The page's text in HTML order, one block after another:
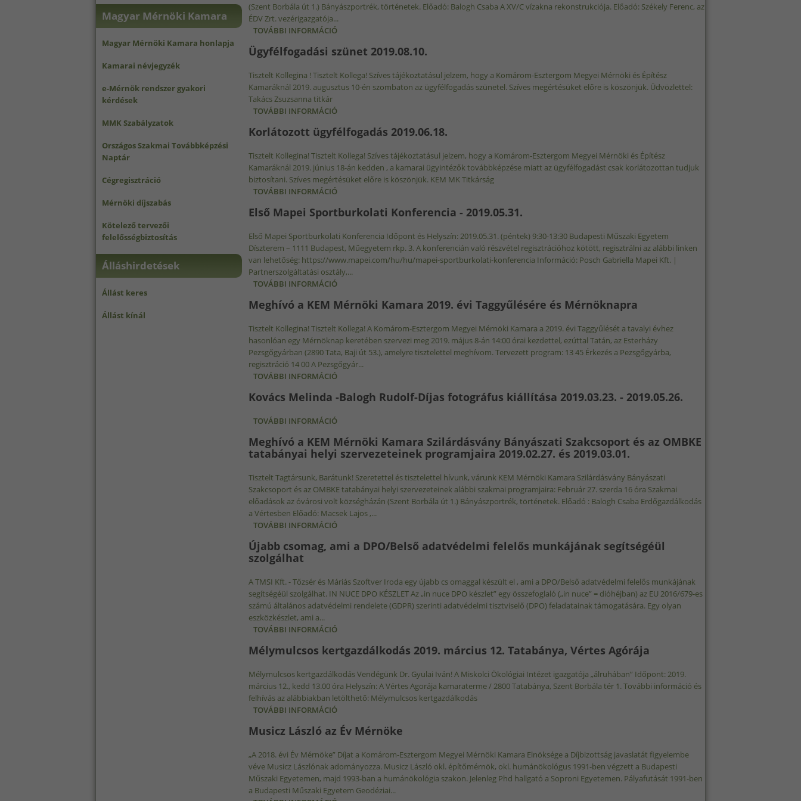
(Szent Borbála út 1.) Bányászportrék, történetek. Előadó: Balogh Csaba A XV/C vízakna rekonstrukciója. Előadó: Székely Ferenc, az
ÉDV Zrt. vezérigazgatója...
TOVÁBBI INFORMÁCIÓMEGHÍVÓ A KEM MÉRNÖKI KAMARA SZILÁRDÁSVÁNY-BÁNYÁSZATI SZAKCSOPORT ÉS AZ OMBKE TATABÁNYAI HELYI
Ügyfélfogadási szünet 2019.08.10.
Tisztelt Kollegina ! Tisztelt Kollega! Szíves tájékoztatásul jelzem, hogy a Komárom-Esztergom Megyei Mérnöki és Építész
Kamaráknál 2019. augusztus 10-én szombaton az ügyfélfogadás szünetel. Szíves megértésüket előre is köszönjük. Üdvözlettel:
Takács Zsuzsanna titkár
TOVÁBBI INFORMÁCIÓÜGYFÉLFOGADÁSI SZÜNET 2019.08.10. TARTALOMMAL KAPCSOLATOSAN
Korlátozott ügyfélfogadás 2019.06.18.
Tisztelt Kollegina! Tisztelt Kollega! Szíves tájékoztatásul jelzem, hogy a Komárom-Esztergom Megyei Mérnöki és Építész
Kamaráknál 2019. június 18-án kedden , a kamarai ügyintézők továbbképzése miatt az ügyfélfogadást csak korlátozottan tudjuk
biztosítani. Szíves megértésüket előre is köszönjük. KEM MK Titkárság
TOVÁBBI INFORMÁCIÓKORLÁTOZOTT ÜGYFÉLFOGADÁS 2019.06.18. TARTALOMMAL KAPCSOLATOSAN
Első Mapei Sportburkolati Konferencia - 2019.05.31.
Első Mapei Sportburkolati Konferencia Időpont és Helyszín: 2019.05.31. (péntek) 9:30-13:30 Budapesti Műszaki Egyetem
Díszterem – 1111 Budapest, Műegyetem rkp. 3. A konferencián való részvétel regisztrációhoz kötött, regisztrálni az alábbi linken
van lehetőség: https://www.mapei.com/hu/hu/mapei-sportburkolati-konferencia Információ: Posch Gabriella Mapei Kft. |
Partnerszolgáltatási osztály,...
TOVÁBBI INFORMÁCIÓELSŐ MAPEI SPORTBURKOLATI KONFERENCIA - 2019.05.31. TARTALOMMAL KAPCSOLATOSAN
Meghívó a KEM Mérnöki Kamara 2019. évi Taggyűlésére és Mérnöknapra
Tisztelt Kollegina! Tisztelt Kollega! A Komárom-Esztergom Megyei Mérnöki Kamara a 2019. évi Taggyűlését a tavalyi évhez
hasonlóan egy Mérnöknap keretében szervezi meg 2019. május 8-án 14:00 órai kezdettel, ezúttal Tatán, az Esterházy
Pezsgőgyárban (2890 Tata, Baji út 53.), amelyre tisztelettel meghívom. Tervezett program: 13 45 Érkezés a Pezsgőgyárba,
regisztráció 14 00 A Pezsgőgyár...
TOVÁBBI INFORMÁCIÓMEGHÍVÓ A KEM MÉRNÖKI KAMARA 2019. ÉVI TAGGYŰLÉSÉRE ÉS MÉRNÖKNAPRA TARTALOMMAL KAPCSOLATOSAN
Kovács Melinda -Balogh Rudolf-Díjas fotográfus kiállítása 2019.03.23. - 2019.05.26.
TOVÁBBI INFORMÁCIÓKOVÁCS MELINDA -BALOGH RUDOLF-DÍJAS FOTOGRÁFUS KIÁLLÍTÁSA 2019.03.23. - 2019.05.26. TARTALOMMAL
Meghívó a KEM Mérnöki Kamara Szilárdásvány Bányászati Szakcsoport és az OMBKE
tatabányai helyi szervezeteinek programjaira 2019.02.27. és 2019.03.01.
Tisztelt Tagtársunk, Barátunk! Szeretettel és tisztelettel hívunk, várunk KEM Mérnöki Kamara Szilárdásvány Bányászati
Szakcsoport és az OMBKE tatabányai helyi szervezeteinek alábbi szakmai programjaira: Február 27. szerda 16 óra Szakmai
előadások az óvárosi volt községházán (Szent Borbála út 1.) Bányászportrék, történetek. Előadó : Balogh Csaba Erdőgazdálkodás
a Vértesben Előadó: Macsek Lajos ,...
TOVÁBBI INFORMÁCIÓMEGHÍVÓ A KEM MÉRNÖKI KAMARA SZILÁRDÁSVÁNY BÁNYÁSZATI SZAKCSOPORT ÉS AZ OMBKE TATABÁNYAI HELYI
Újabb csomag, ami a DPO/Belső adatvédelmi felelős munkájának segítségéül
szolgálhat
A TMSI Kft. - Tőzsér és Máriás Szoftver Iroda egy újabb cs omaggal készült el , ami a DPO/Belső adatvédelmi felelős munkájának
segítségéül szolgálhat. IN NUCE DPO KÉSZLET Az „in nuce DPO készlet” egy összefoglaló („in nuce” = dióhéjban) az EU 2016/679-es
számú általános adatvédelmi rendelete (GDPR) szerinti adatvédelmi tisztviselő (DPO) feladatainak támogatására. Egy olyan
eszközkészlet, ami a...
TOVÁBBI INFORMÁCIÓÚJABB CSOMAG, AMI A DPO/BELSŐ ADATVÉDELMI FELELŐS MUNKÁJÁNAK SEGÍTSÉGÉÜL SZOLGÁLHAT TARTALOMMAL
Mélymulcsos kertgazdálkodás 2019. március 12. Tatabánya, Vértes Agórája
Mélymulcsos kertgazdálkodás Vendégünk Dr. Gyulai Iván! A Miskolci Ökológiai Intézet igazgatója „álruhában” Időpont: 2019.
március 12., kedd 13.00 óra Helyszín: A Vértes Agorája kamaraterme / 2800 Tatabánya, Szent Borbála tér 1. További információ és
felhívás az alábbiakban letölthető: Mélymulcsos kertgazdálkodás
TOVÁBBI INFORMÁCIÓMÉLYMULCSOS KERTGAZDÁLKODÁS 2019. MÁRCIUS 12. TATABÁNYA, VÉRTES AGÓRÁJA TARTALOMMAL KAPCSOLATOSAN
Musicz László az Év Mérnöke
„A 2018. évi Év Mérnöke” Díjat a Komárom-Esztergom Megyei Mérnöki Kamara Elnöksége a Díjbizottság javaslatát figyelembe
véve Musicz Lászlónak adományozza. Musicz László okl. építőmérnök, okl. humánökológus 1991-ben végzett a Budapesti
Műszaki Egyetemen, majd 1993-ban a humánökológia szakon. Jelenleg Phd hallgató a Soproni Egyetemen. Pályafutását 1991-ben
a Budapesti Műszaki Egyetem Geodéziai...
Magyar Mérnöki Kamara
Magyar Mérnöki Kamara honlapja
Kamarai névjegyzék
e-Mérnök rendszer gyakori
kérdések
MMK Szabályzatok
Országos Szakmai Továbbképzési
Naptár
Cégregisztráció
Mérnöki díjszabás
Kötelező tervezői
felelősségbiztosítás
Álláshirdetések
Állást keres
Állást kínál